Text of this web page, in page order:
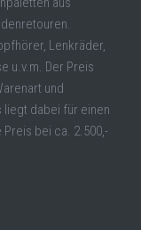
Lenkräder,
u.v.m. Der Preis
und
dabei für einen
bei ca. 2.500,-